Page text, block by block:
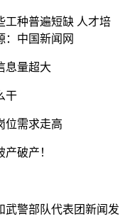
工种普遍短缺 人才培
：中国新闻网
量超大
干
需求走高
破产！
警部队代表团新闻发